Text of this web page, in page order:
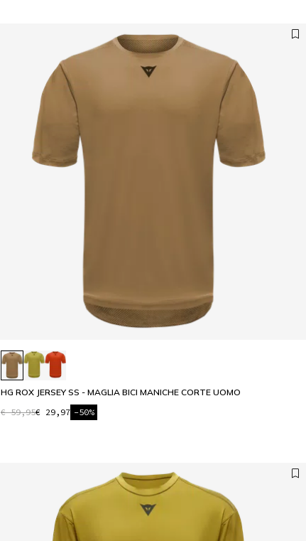
HG ROX JERSEY SS - MAGLIA BICI MANICHE CORTE UOMO
€ 59,95€ 29,97 -50%